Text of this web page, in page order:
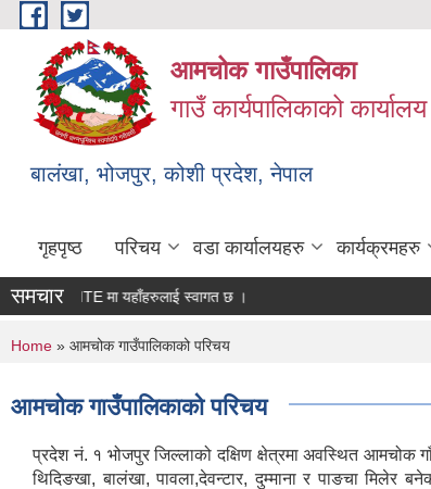
Skip to main content
आमचोक गाउँपालिका
गाउँ कार्यपालिकाको कार्यालय
बालंखा, भोजपुर, कोशी प्रदेश, नेपाल
गृहपृष्ठ परिचय वडा कार्यालयहरु कार्यक्रमहरु
WEBSITE मा यहाँहरुलाई स्वागत छ ।
समचार
You are here
Home » आमचोक गाउँपालिकाको परिचय
आमचोक गाउँपालिकाको परिचय
प्रदेश नं. १ भोजपुर जिल्लाको दक्षिण क्षेत्रमा अवस्थित आमचोक
थिदिङखा, बालंखा, पावला,देवन्टार, दुम्माना र पाङचा मिलेर